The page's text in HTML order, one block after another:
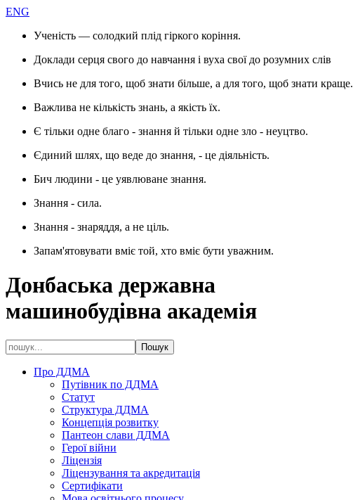
ENG
Ученість — солодкий плід гіркого коріння.
Доклади серця свого до навчання і вуха свої до розумних слів
Вчись не для того, щоб знати більше, а для того, щоб знати краще.
Важлива не кількість знань, а якість їх.
Є тільки одне благо - знання й тільки одне зло - неуцтво.
Єдиний шлях, що веде до знання, - це діяльність.
Бич людини - це уявлюване знання.
Знання - сила.
Знання - знаряддя, а не ціль.
Запам'ятовувати вміє той, хто вміє бути уважним.
Донбаська державна
машинобудівна академія
Про ДДМА
Путівник по ДДМА
Статут
Структура ДДМА
Концепція розвитку
Пантеон слави ДДМА
Герої війни
Ліцензія
Ліцензування та акредитація
Сертифікати